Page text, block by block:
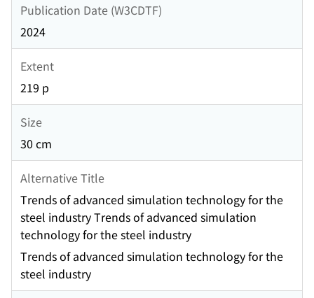
Publication Date (W3CDTF)
2024
Extent
219 p
Size
30 cm
Alternative Title
Trends of advanced simulation technology for the
steel industry Trends of advanced simulation
technology for the steel industry
Trends of advanced simulation technology for the
steel industry